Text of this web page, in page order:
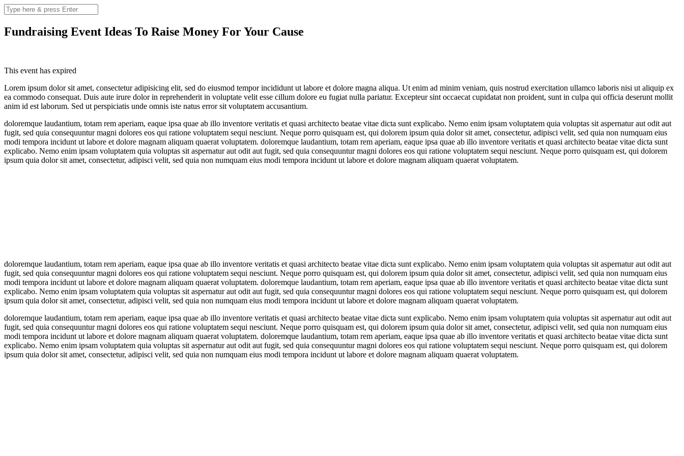
Fundraising Event Ideas To Raise Money For Your Cause
This event has expired
Lorem ipsum dolor sit amet, consectetur adipisicing elit, sed do eiusmod tempor incididunt ut labore et dolore magna aliqua. Ut enim ad minim veniam, quis nostrud exercitation ullamco laboris nisi ut aliquip ex
ea commodo consequat. Duis aute irure dolor in reprehenderit in voluptate velit esse cillum dolore eu fugiat nulla pariatur. Excepteur sint occaecat cupidatat non proident, sunt in culpa qui officia deserunt mollit
anim id est laborum. Sed ut perspiciatis unde omnis iste natus error sit voluptatem accusantium.
doloremque laudantium, totam rem aperiam, eaque ipsa quae ab illo inventore veritatis et quasi architecto beatae vitae dicta sunt explicabo. Nemo enim ipsam voluptatem quia voluptas sit aspernatur aut odit aut
fugit, sed quia consequuntur magni dolores eos qui ratione voluptatem sequi nesciunt. Neque porro quisquam est, qui dolorem ipsum quia dolor sit amet, consectetur, adipisci velit, sed quia non numquam eius
modi tempora incidunt ut labore et dolore magnam aliquam quaerat voluptatem. doloremque laudantium, totam rem aperiam, eaque ipsa quae ab illo inventore veritatis et quasi architecto beatae vitae dicta sunt
explicabo. Nemo enim ipsam voluptatem quia voluptas sit aspernatur aut odit aut fugit, sed quia consequuntur magni dolores eos qui ratione voluptatem sequi nesciunt. Neque porro quisquam est, qui dolorem
ipsum quia dolor sit amet, consectetur, adipisci velit, sed quia non numquam eius modi tempora incidunt ut labore et dolore magnam aliquam quaerat voluptatem.
doloremque laudantium, totam rem aperiam, eaque ipsa quae ab illo inventore veritatis et quasi architecto beatae vitae dicta sunt explicabo. Nemo enim ipsam voluptatem quia voluptas sit aspernatur aut odit aut
fugit, sed quia consequuntur magni dolores eos qui ratione voluptatem sequi nesciunt. Neque porro quisquam est, qui dolorem ipsum quia dolor sit amet, consectetur, adipisci velit, sed quia non numquam eius
modi tempora incidunt ut labore et dolore magnam aliquam quaerat voluptatem. doloremque laudantium, totam rem aperiam, eaque ipsa quae ab illo inventore veritatis et quasi architecto beatae vitae dicta sunt
explicabo. Nemo enim ipsam voluptatem quia voluptas sit aspernatur aut odit aut fugit, sed quia consequuntur magni dolores eos qui ratione voluptatem sequi nesciunt. Neque porro quisquam est, qui dolorem
ipsum quia dolor sit amet, consectetur, adipisci velit, sed quia non numquam eius modi tempora incidunt ut labore et dolore magnam aliquam quaerat voluptatem.
doloremque laudantium, totam rem aperiam, eaque ipsa quae ab illo inventore veritatis et quasi architecto beatae vitae dicta sunt explicabo. Nemo enim ipsam voluptatem quia voluptas sit aspernatur aut odit aut
fugit, sed quia consequuntur magni dolores eos qui ratione voluptatem sequi nesciunt. Neque porro quisquam est, qui dolorem ipsum quia dolor sit amet, consectetur, adipisci velit, sed quia non numquam eius
modi tempora incidunt ut labore et dolore magnam aliquam quaerat voluptatem. doloremque laudantium, totam rem aperiam, eaque ipsa quae ab illo inventore veritatis et quasi architecto beatae vitae dicta sunt
explicabo. Nemo enim ipsam voluptatem quia voluptas sit aspernatur aut odit aut fugit, sed quia consequuntur magni dolores eos qui ratione voluptatem sequi nesciunt. Neque porro quisquam est, qui dolorem
ipsum quia dolor sit amet, consectetur, adipisci velit, sed quia non numquam eius modi tempora incidunt ut labore et dolore magnam aliquam quaerat voluptatem.